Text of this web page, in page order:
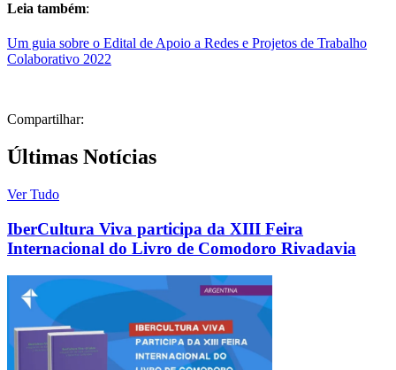
Leia também:
Um guia sobre o Edital de Apoio a Redes e Projetos de Trabalho
Colaborativo 2022
Compartilhar:
Últimas Notícias
Ver Tudo
IberCultura Viva participa da XIII Feira
Internacional do Livro de Comodoro Rivadavia